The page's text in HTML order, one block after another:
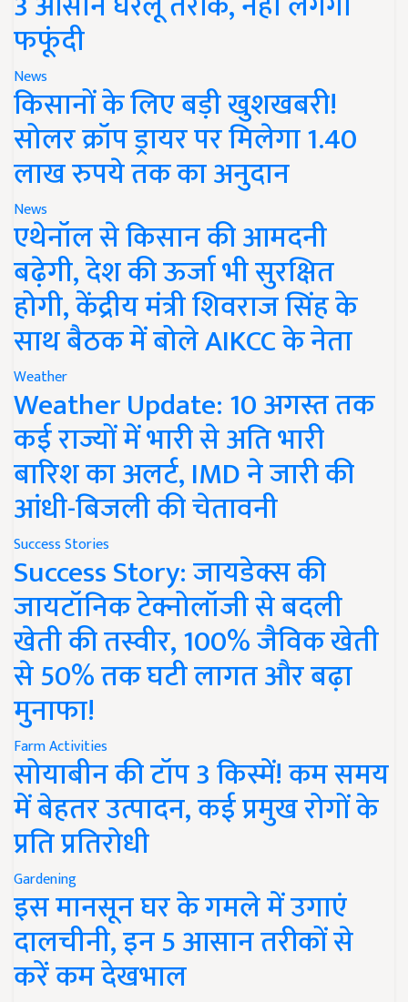
फफूंदी
News
किसानों के लिए बड़ी खुशखबरी!
सोलर क्रॉप ड्रायर पर मिलेगा 1.40
लाख रुपये तक का अनुदान
News
एथेनॉल से किसान की आमदनी
बढ़ेगी, देश की ऊर्जा भी सुरक्षित
होगी, केंद्रीय मंत्री शिवराज सिंह के
साथ बैठक में बोले AIKCC के नेता
Weather
Weather Update: 10 अगस्त तक
कई राज्यों में भारी से अति भारी
बारिश का अलर्ट, IMD ने जारी की
आंधी-बिजली की चेतावनी
Success Stories
Success Story: जायडेक्स की
जायटॉनिक टेक्नोलॉजी से बदली
खेती की तस्वीर, 100% जैविक खेती
से 50% तक घटी लागत और बढ़ा
मुनाफा!
Farm Activities
सोयाबीन की टॉप 3 किस्में! कम समय
में बेहतर उत्पादन, कई प्रमुख रोगों के
प्रति प्रतिरोधी
Gardening
इस मानसून घर के गमले में उगाएं
दालचीनी, इन 5 आसान तरीकों से
करें कम देखभाल